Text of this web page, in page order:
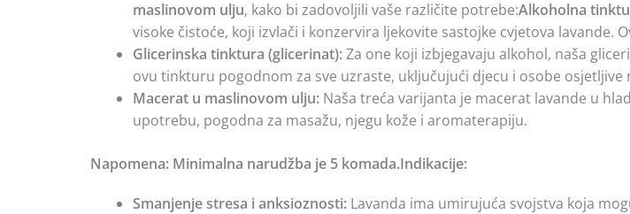
maslinovom ulju, kako bi zadovoljili vaše različite potrebe:Alkoholna
visoke čistoće, koji izvlači i konzervira ljekovite sastojke cvjetova
Glicerinska tinktura (glicerinat):Za one koji izbjegavaju alkohol, naša
ovu tinkturu pogodnom za sve uzraste, uključujući djecu i osobe osjetljive
Macerat u maslinovom ulju: Naša treća varijanta je macerat lavande u
upotrebu, pogodna za masažu, njegu kože i aromaterapiju.
Napomena: Minimalna narudžba je 5 komada.Indikacije:
Smanjenje stresa i anksioznosti: Lavanda ima umirujuća svojstva koja